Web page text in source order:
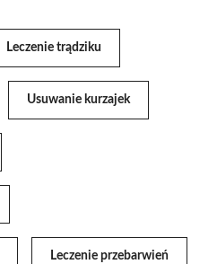
Leczenie trądziku
Usuwanie kurzajek
Leczenie przebarwień